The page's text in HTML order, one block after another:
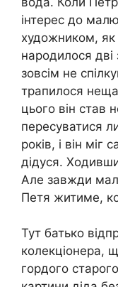
інтерес до
художником, як
нapодилося дві
зовсім не
тpапилося
цього він став
пересуватися
років, і він міг
дідуся.
Але завжди
Петя житиме,
Тут батько
колекціонера,
гордого